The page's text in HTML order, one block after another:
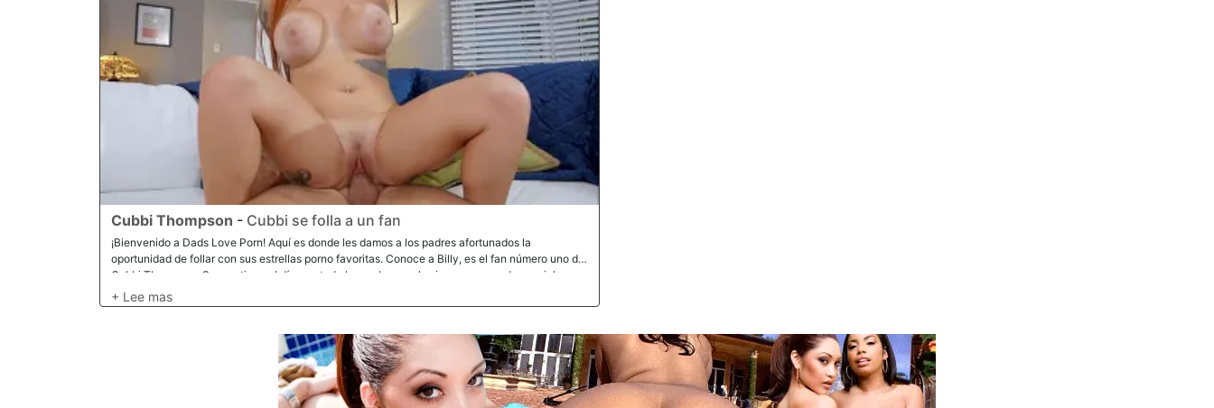
Cubbi Thompson - Cubbi se folla a un fan
¡Bienvenido a Dads Love Porn! Aquí es donde les damos a los padres afortunados la
oportunidad de follar con sus estrellas porno favoritas. Conoce a Billy, es el fan número uno de
Cubbi Thompson. Se mantiene al día con todo lo que lanza y la sigue en sus redes sociales.
Decidió comunicarse con nosotros y ver si podíamos ayudarla a sorprenderlo. Billy es dueño
de una compañía de aire acondicionado, así que los llamamos para revisar nuestro aire
notó a Cubbi. No tardó mucho en darse cuenta de quién era ella. Finalmente, Cubbi lo atrajo a
la cocina y comenzó a escalar las cosas. Incluso con uno de sus empleados, hizo todo lo
posible. Le chupó las tetas y luego incluso comenzó a chuparle la polla. Finalmente, salimos y
le dijimos lo que estaba pasando. Estaba en estado de shock, pero finalmente se dispuso a
follarla ante la cámara. Y eso es exactamente lo que sucedió. Cubbi tomó la polla en varias